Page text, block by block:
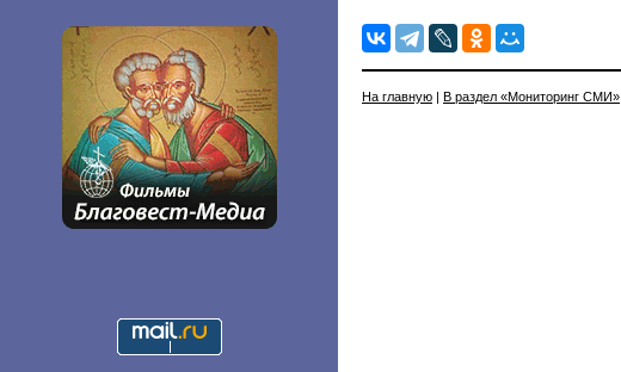
На главную | В раздел «Мониторинг СМИ»